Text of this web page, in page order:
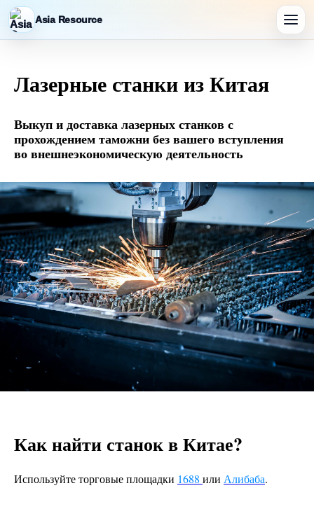
Asia Resource
Лазерные станки из Китая
Выкуп и доставка лазерных станков с
прохождением таможни без вашего вступления
во внешнеэкономическую деятельность
Как найти станок в Китае?
Используйте торговые площадки 1688 или Алибаба.